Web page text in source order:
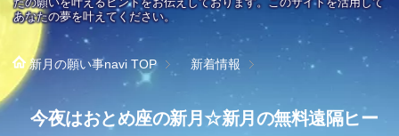
g
e
v
あなたの夢を叶えてください。
新月の願い事navi TOP 新着情報
今夜はおとめ座の新月☆新月の無料遠隔ヒー